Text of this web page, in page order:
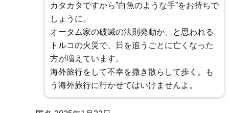
カタカタですから”白魚のような手”をお持ちで
しょうに。
オータム家の破滅の法則発動か、と思われる
トルコの火災で、日を追うごとに亡くなった
方が増えています。
海外旅行をして不幸を撒き散らして歩く。も
う海外旅行に行かせてはいけませんよ。